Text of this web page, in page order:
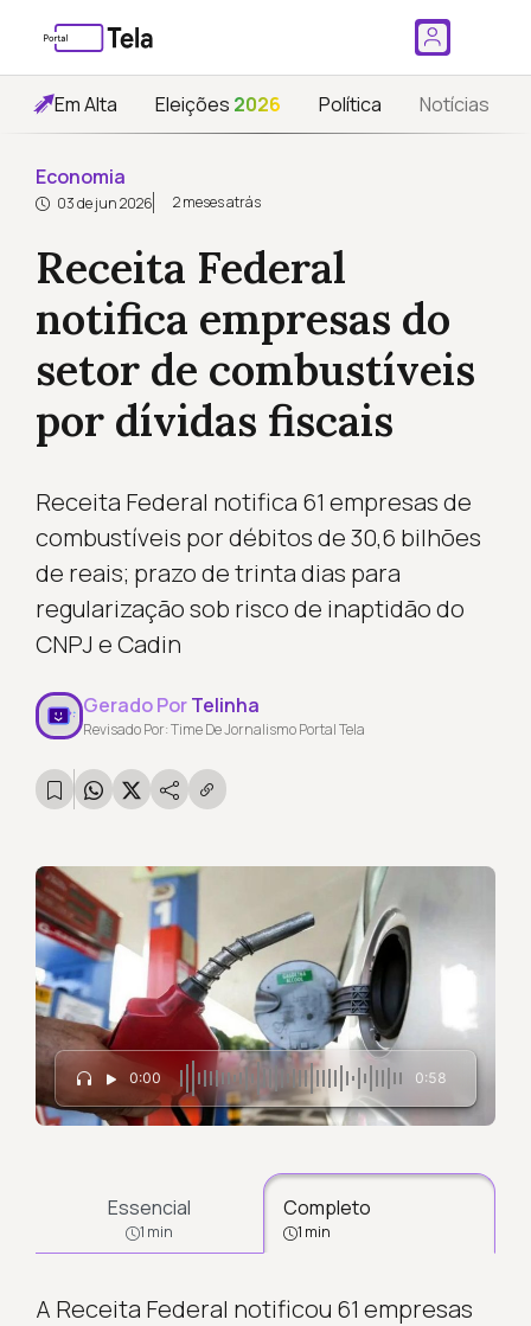
Em Alta Eleições 2026 Política Notícias
Economia
03 de jun 2026 2 meses atrás
Receita Federal
notifica empresas do
setor de combustíveis
por dívidas fiscais
Receita Federal notifica 61 empresas de
combustíveis por débitos de 30,6 bilhões
de reais; prazo de trinta dias para
regularização sob risco de inaptidão do
CNPJ e Cadin
Gerado PorTelinha
Revisado Por: Time De Jornalismo Portal Tela
0:00 0:58
Essencial
1 min
Completo
1 min
A Receita Federal notificou 61 empresas